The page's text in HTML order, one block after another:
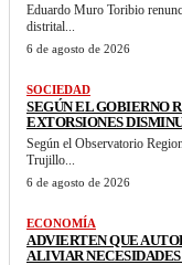
Eduardo Muro Toribio
distrital...
6 de agosto de 2026
SOCIEDAD
SEGÚN EL GOBIERNO
EXTORSIONES
Según el Observatorio
Trujillo...
6 de agosto de 2026
ECONOMÍA
ADVIERTEN QUE
ALIVIAR